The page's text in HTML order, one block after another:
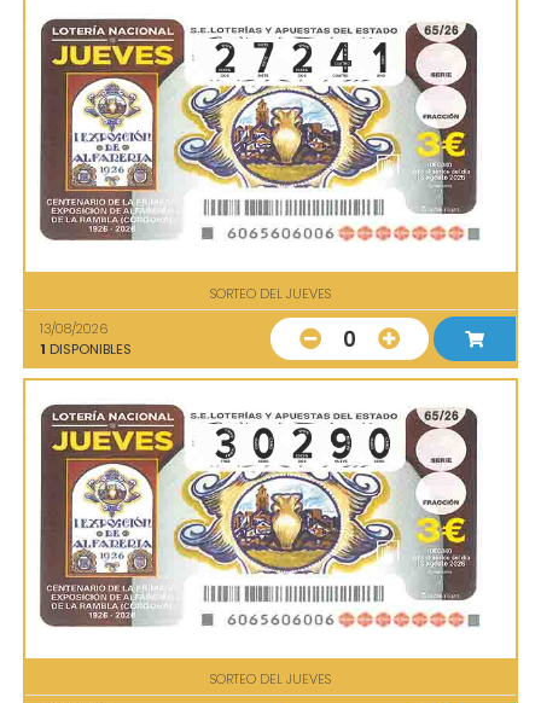
SORTEO DEL JUEVES
13/08/2026
1 DISPONIBLES 0
SORTEO DEL JUEVES